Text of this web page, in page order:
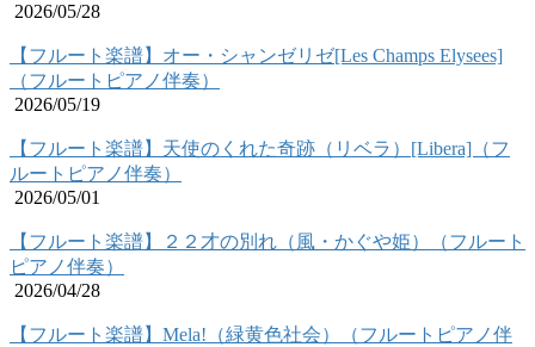
2026/05/28
【フルート楽譜】オー・シャンゼリゼ[Les Champs Elysees]
（フルートピアノ伴奏）
2026/05/19
【フルート楽譜】天使のくれた奇跡（リベラ）[Libera]（フ
ルートピアノ伴奏）
2026/05/01
【フルート楽譜】２２才の別れ（風・かぐや姫）（フルート
ピアノ伴奏）
2026/04/28
【フルート楽譜】Mela!（緑黄色社会）（フルートピアノ伴